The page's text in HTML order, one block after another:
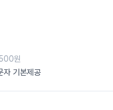
자 기본제공
원